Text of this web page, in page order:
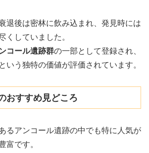
退後は密林に飲み込まれ、発見時には
くしていました。
コール遺跡群の一部として登録され、
いう独特の価値が評価されています。
おすすめ見どころ
るアンコール遺跡の中でも特に人気が
富です。